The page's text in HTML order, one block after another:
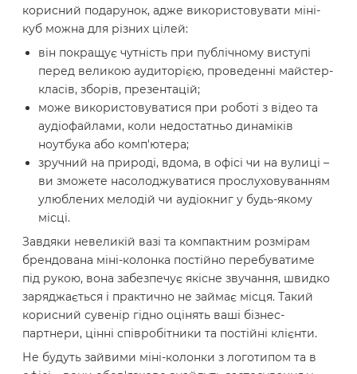
корисний подарунок, адже використовувати міні-
куб можна для різних цілей:
він покращує чутність при публічному виступі
перед великою аудиторією, проведенні майстер-
класів, зборів, презентацій;
може використовуватися при роботі з відео та
аудіофайлами, коли недостатньо динаміків
ноутбука або комп'ютера;
зручний на природі, вдома, в офісі чи на вулиці –
ви зможете насолоджуватися прослуховуванням
улюблених мелодій чи аудіокниг у будь-якому
місці.
Завдяки невеликій вазі та компактним розмірам
брендована міні-колонка постійно перебуватиме
під рукою, вона забезпечує якісне звучання, швидко
заряджається і практично не займає місця. Такий
корисний сувенір гідно оцінять ваші бізнес-
партнери, цінні співробітники та постійні клієнти.
Не будуть зайвими міні-колонки з логотипом та в